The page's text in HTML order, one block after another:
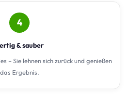
4
& sauber
– Sie lehnen sich zurück und genießen
das Ergebnis.